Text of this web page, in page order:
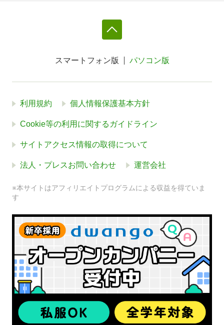
スマートフォン版 パソコン版
利用規約 個人情報保護基本方針
Cookie等の利用に関するガイドライン
サイトアクセス情報の取得について
法人・プレスお問い合わせ 運営会社
※本サイトはアフィリエイトプログラムによる収益を得ていま
す